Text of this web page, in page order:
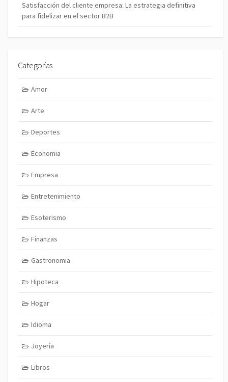
Satisfacción del cliente empresa: La estrategia definitiva
para fidelizar en el sector B2B
Categorías
Amor
Arte
Deportes
Economia
Empresa
Entretenimiento
Esoterismo
Finanzas
Gastronomia
Hipoteca
Hogar
Idioma
Joyería
Libros